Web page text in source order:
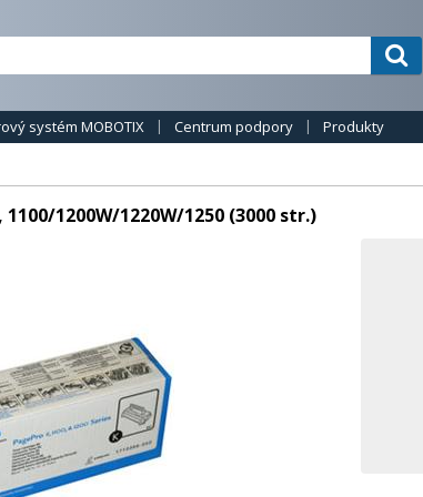
systém MOBOTIX Centrum podpory Produkty
1200W/1220W/1250 (3000 str.)